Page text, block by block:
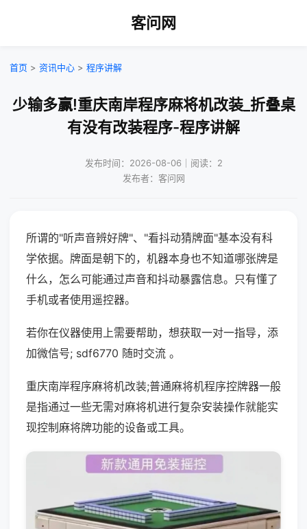
客问网
首页 > 资讯中心 > 程序讲解
少输多赢!重庆南岸程序麻将机改装_折叠桌
有没有改装程序-程序讲解
发布时间：2026-08-06｜阅读：2
发布者：客问网
所谓的"听声音辨好牌"、"看抖动猜牌面"基本没有科
学依据。牌面是朝下的，机器本身也不知道哪张牌是
什么，怎么可能通过声音和抖动暴露信息。只有懂了
手机或者使用遥控器。
若你在仪器使用上需要帮助，想获取一对一指导，添
加微信号; sdf6770 随时交流 。
重庆南岸程序麻将机改装;普通麻将机程序控牌器一般
是指通过一些无需对麻将机进行复杂安装操作就能实
现控制麻将牌功能的设备或工具。